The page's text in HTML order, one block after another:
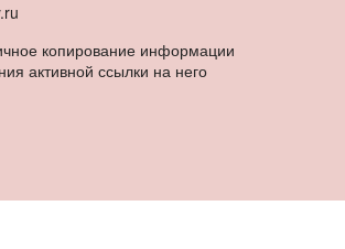
копирование информации
активной ссылки на него